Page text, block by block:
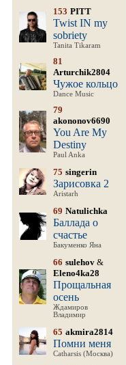
153 PITT
Twist IN my
sobriety
Tanita Tikaram
81
Arturchik2804
Чужое кольцо
Dance Music
79
akononov6690
You Are My
Destiny
Paul Anka
75 singerin
Зарисовка 2
Aristarh
69 Natulichka
Баллада о
счастье
Бакуменко Яна
66 sulehov &
Eleno4ka28
Прощальная
осень
Ждамиров
Владимир
65 akmira2814
Помни меня
Catharsis (Москва)